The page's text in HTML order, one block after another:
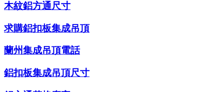
木紋鋁方通尺寸
求購鋁扣板集成吊頂
蘭州集成吊頂電話
鋁扣板集成吊頂尺寸